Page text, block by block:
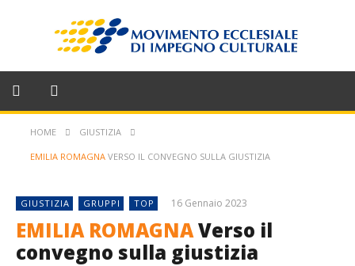
HOME GIUSTIZIA
EMILIA ROMAGNA VERSO IL CONVEGNO SULLA GIUSTIZIA
GIUSTIZIA GRUPPI TOP 16 Gennaio 2023
EMILIA ROMAGNAVerso il
convegno sulla giustizia